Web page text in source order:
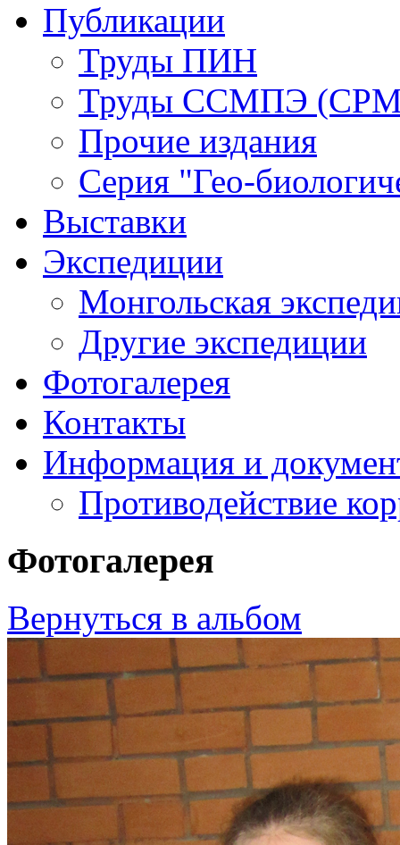
Публикации
Труды ПИН
Труды ССМПЭ
Прочие издания
Серия "Гео-
Выставки
Экспедиции
Монгольская
Другие экспедиции
Фотогалерея
Контакты
Информация и
Противодействие
Фотогалерея
Вернуться в альбом